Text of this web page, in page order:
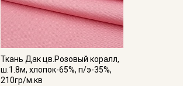
Ткань Дак цв.Розовый коралл,
ш.1.8м, хлопок-65%, п/э-35%,
210гр/м.кв